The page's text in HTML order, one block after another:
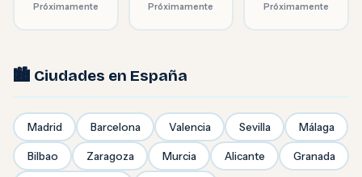
Próximamente Próximamente Próximamente
🏙️ Ciudades en España
Madrid Barcelona Valencia Sevilla Málaga
Bilbao Zaragoza Murcia Alicante Granada